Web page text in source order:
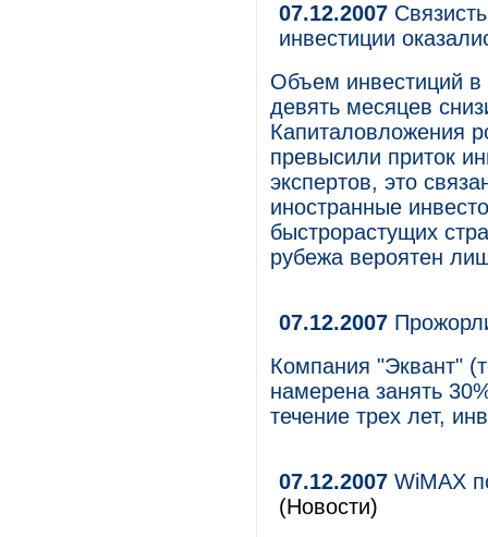
07.12.2007
инвестиции
Объем инвестиций в
девять месяцев
Капиталовложения
превысили приток
экспертов, это
иностранные
быстрорастущих
рубежа вероятен
07.12.2007
Компания "Эквант"
намерена занять
течение трех лет,
07.12.2007 WiMAX
(Новости)